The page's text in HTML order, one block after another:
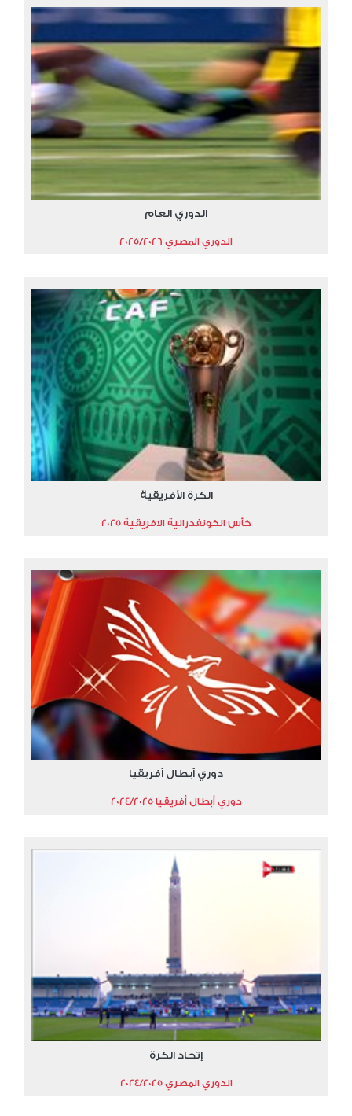
الدوري العام
الدوري المصري 2025/2026
الكرة الأفريقية
كأس الكونفدرالية الافريقية 2025
دوري أبطال أفريقيا
دوري أبطال أفريقيا 2024/2025
إتحاد الكرة
الدوري المصري 2024/2025